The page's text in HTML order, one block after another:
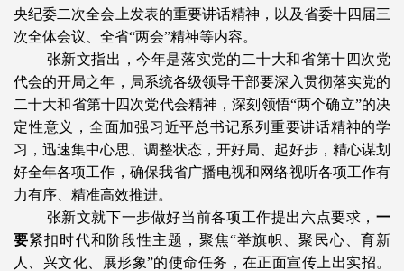
央纪委二次全会上发表的重要讲话精神，以及省委十四届三
次全体会议、全省“两会”精神等内容。
张新文指出，今年是落实党的二十大和省第十四次党
代会的开局之年，局系统各级领导干部要深入贯彻落实党的
二十大和省第十四次党代会精神，深刻领悟“两个确立”的决
定性意义，全面加强习近平总书记系列重要讲话精神的学
习，迅速集中心思、调整状态，开好局、起好步，精心谋划
好全年各项工作，确保我省广播电视和网络视听各项工作有
力有序、精准高效推进。
张新文就下一步做好当前各项工作提出六点要求， 一
要紧扣时代和阶段性主题，聚焦“举旗帜、聚民心、育新
人、兴文化、展形象”的使命任务，在正面宣传上出实招。